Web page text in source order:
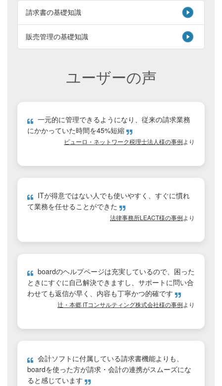
請求書の基礎知識
販売管理の基礎知識
ユーザーの声
一元的に管理できるようになり、従来の請求業務
にかかっていた時間を45%短縮
ビューロ・ネットワーク税理士法人様の事例より
ITが得意ではない人でも使いやすく、すぐに慣れ
て業務を任せることができた
法律事務所LEACT様の事例より
boardのヘルプページは充実しているので、困った
ときにすぐに自己解決できますし、サポートに問い合
わせても返信が早く、内容も丁寧かつ的確です
辻・本郷 ITコンサルティング株式会社様の事例より
会計ソフトに付属している請求書機能よりも、
boardを使った方が請求・会計の連携がスムーズにな
ると感じています